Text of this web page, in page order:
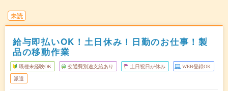
未読
給与即払いOK！土日休み！日勤のお仕事！製
品の移動作業
職種未経験OK 交通費別途支給あり 土日祝日が休み WEB登録OK
派遣